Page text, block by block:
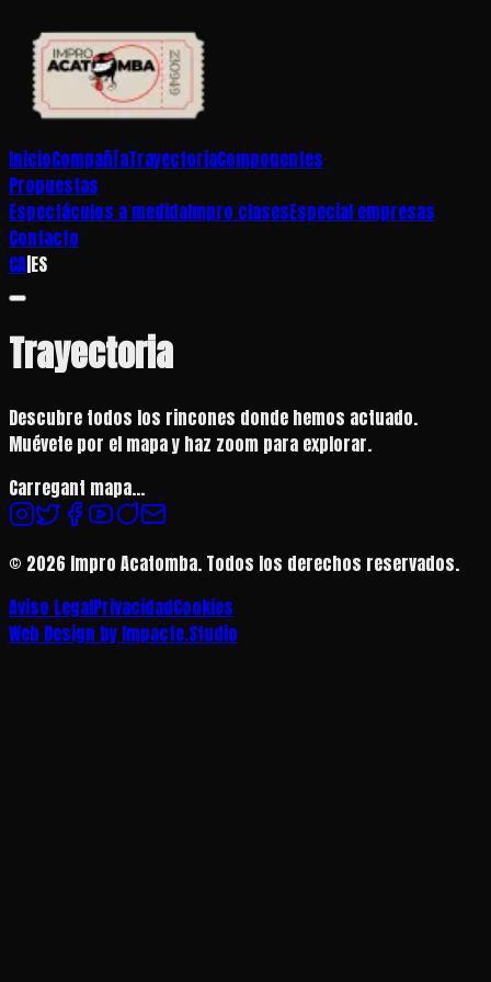
InicioCompañíaTrayectoriaComponentes
Propuestas
Espectáculos a medidaImpro clasesEspecial empresas
Contacto
CA|ES
Trayectoria
Descubre todos los rincones donde hemos actuado.
Muévete por el mapa y haz zoom para explorar.
Carregant mapa...
© 2026 Impro Acatomba. Todos los derechos reservados.
Aviso LegalPrivacidadCookies
Web Design by Impacte.Studio